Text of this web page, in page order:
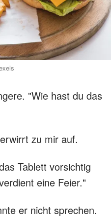
"Wie hast du das
zu mir auf.
Tablett vorsichtig
eine Feier."
er nicht sprechen.